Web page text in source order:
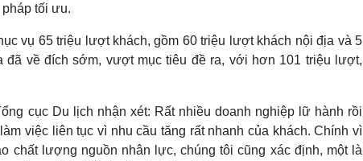
tối ưu.
vụ 65 triệu lượt khách, gồm 60 triệu lượt khách nội địa và 5
về đích sớm, vượt mục tiêu đề ra, với hơn 101 triệu lượt,
cục Du lịch nhận xét: Rất nhiều doanh nghiệp lữ hành rồi
việc liên tục vì nhu cầu tăng rất nhanh của khách. Chính vì
chất lượng nguồn nhân lực, chúng tôi cũng xác định, một là